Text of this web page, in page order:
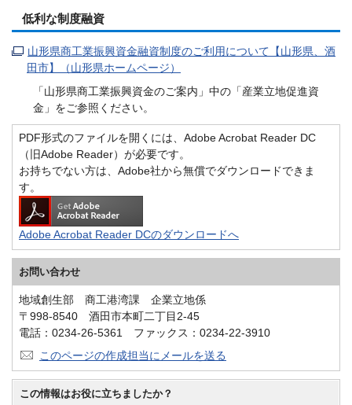
低利な制度融資
山形県商工業振興資金融資制度のご利用について【山形県、酒
田市】（山形県ホームページ）
「山形県商工業振興資金のご案内」中の「産業立地促進資
金」をご参照ください。
PDF形式のファイルを開くには、Adobe Acrobat Reader DC
（旧Adobe Reader）が必要です。
お持ちでない方は、Adobe社から無償でダウンロードできま
す。
Adobe Acrobat Reader DCのダウンロードへ
お問い合わせ
地域創生部 商工港湾課 企業立地係
〒998-8540 酒田市本町二丁目2-45
電話：0234-26-5361 ファックス：0234-22-3910
このページの作成担当にメールを送る
この情報はお役に立ちましたか？